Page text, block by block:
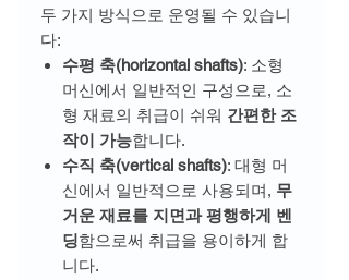
두 가지 방식으로 운영될 수 있습니
다:
수평 축(horizontal shafts): 소형
머신에서 일반적인 구성으로, 소
형 재료의 취급이 쉬워 간편한 조
작이 가능합니다.
수직 축(vertical shafts): 대형 머
신에서 일반적으로 사용되며, 무
거운 재료를 지면과 평행하게 벤
딩함으로써 취급을 용이하게 합
니다.